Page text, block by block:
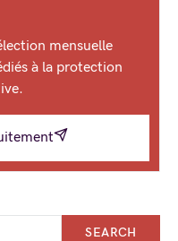
mensuelle
à la protection
SEARCH